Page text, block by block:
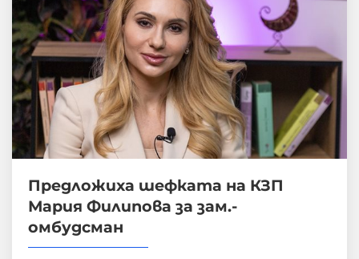
Предложиха шефката на КЗП
Мария Филипова за зам.-
омбудсман